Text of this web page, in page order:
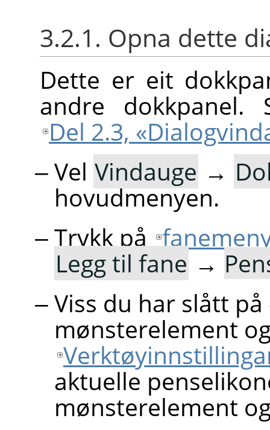
3.2.1. Opna dette
Dette er eit
andre
Del 2.3,
Vel Vindauge →
hovudmenyen.
Trykk på
Legg til fane →
Viss du har slått
mønsterelement
aktuelle
mønsterelement